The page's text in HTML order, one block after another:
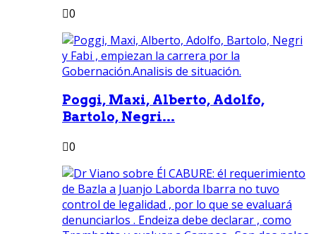
0
Poggi, Maxi, Alberto, Adolfo,
Bartolo, Negri...
0